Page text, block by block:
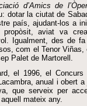
d’Amics de
dotar la ciutat de
país, ajudant-los a
propòsit, aviat va
Igualment, des de fa
com el Tenor
Palet de Martorell.
el 1996, el
anual i obert
que serveix per
mateix any.